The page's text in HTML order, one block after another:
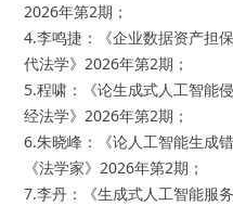
2026年第2期；
4.李鸣捷：《企业数据资产担
代法学》2026年第2期；
5.程啸：《论生成式人工智能
经法学》2026年第2期；
6.朱晓峰：《论人工智能生成
《法学家》2026年第2期；
7.李丹：《生成式人工智能服